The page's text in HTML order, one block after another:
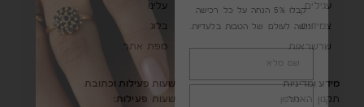
עגילים
צמידים
שרשראות
עלינו
בלוג
מפת אתר
מידע ומדיניות
תקנון האתר
שעות פעילות וכתובת
שעות פעילות: